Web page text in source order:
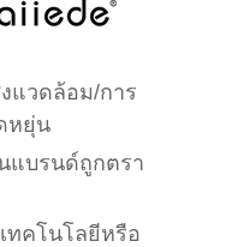
แวดล้อม/การ
หยุ่น
แบรนด์ถูกตรา
ทคโนโลยีหรือ